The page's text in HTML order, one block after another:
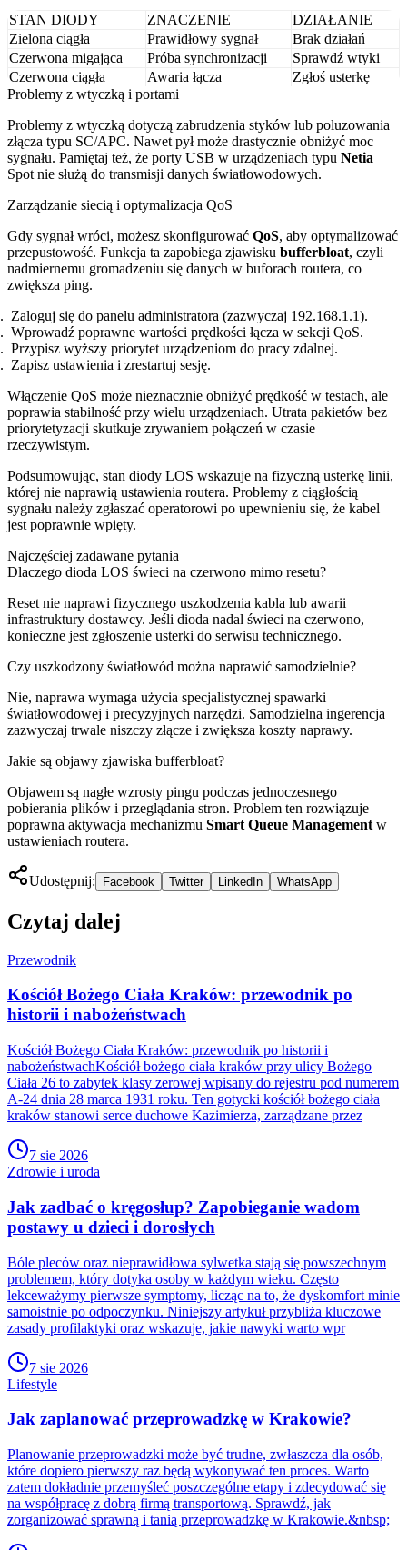
STAN DIODY ZNACZENIE
DZIAŁANIE
Zielona ciągła
Prawidłowy sygnał
Brak działań
Czerwona migająca
Próba synchronizacji
Sprawdź wtyki
Czerwona ciągła
Awaria łącza
Zgłoś usterkę
Problemy z wtyczką i portami
Problemy z wtyczką dotyczą zabrudzenia styków lub poluzowania
złącza typu SC/APC. Nawet pył może drastycznie obniżyć moc
sygnału. Pamiętaj też, że porty USB w urządzeniach typu Netia
Spot nie służą do transmisji danych światłowodowych.
Zarządzanie siecią i optymalizacja QoS
Gdy sygnał wróci, możesz skonfigurować QoS, aby optymalizować
przepustowość. Funkcja ta zapobiega zjawisku bufferbloat, czyli
nadmiernemu gromadzeniu się danych w buforach routera, co
zwiększa ping.
Zaloguj się do panelu administratora (zazwyczaj 192.168.1.1).
Wprowadź poprawne wartości prędkości łącza w sekcji QoS.
Przypisz wyższy priorytet urządzeniom do pracy zdalnej.
Zapisz ustawienia i zrestartuj sesję.
Włączenie QoS może nieznacznie obniżyć prędkość w testach, ale
poprawia stabilność przy wielu urządzeniach. Utrata pakietów bez
priorytetyzacji skutkuje zrywaniem połączeń w czasie
rzeczywistym.
Podsumowując, stan diody LOS wskazuje na fizyczną usterkę linii,
której nie naprawią ustawienia routera. Problemy z ciągłością
sygnału należy zgłaszać operatorowi po upewnieniu się, że kabel
jest poprawnie wpięty.
Najczęściej zadawane pytania
Dlaczego dioda LOS świeci na czerwono mimo resetu?
Reset nie naprawi fizycznego uszkodzenia kabla lub awarii
infrastruktury dostawcy. Jeśli dioda nadal świeci na czerwono,
konieczne jest zgłoszenie usterki do serwisu technicznego.
Czy uszkodzony światłowód można naprawić samodzielnie?
Nie, naprawa wymaga użycia specjalistycznej spawarki
światłowodowej i precyzyjnych narzędzi. Samodzielna ingerencja
zazwyczaj trwale niszczy złącze i zwiększa koszty naprawy.
Jakie są objawy zjawiska bufferbloat?
Objawem są nagłe wzrosty pingu podczas jednoczesnego
pobierania plików i przeglądania stron. Problem ten rozwiązuje
poprawna aktywacja mechanizmu Smart Queue Management w
ustawieniach routera.
Udostępnij: Facebook Twitter LinkedIn WhatsApp
Czytaj dalej
Przewodnik
Kościół Bożego Ciała Kraków: przewodnik po
historii i nabożeństwach
Kościół Bożego Ciała Kraków: przewodnik po historii i
nabożeństwachKościół bożego ciała kraków przy ulicy Bożego
Ciała 26 to zabytek klasy zerowej wpisany do rejestru pod numerem
A-24 dnia 28 marca 1931 roku. Ten gotycki kościół bożego ciała
kraków stanowi serce duchowe Kazimierza, zarządzane przez
7 sie 2026
Zdrowie i uroda
Jak zadbać o kręgosłup? Zapobieganie wadom
postawy u dzieci i dorosłych
Bóle pleców oraz nieprawidłowa sylwetka stają się powszechnym
problemem, który dotyka osoby w każdym wieku. Często
lekceważymy pierwsze symptomy, licząc na to, że dyskomfort minie
samoistnie po odpoczynku. Niniejszy artykuł przybliża kluczowe
zasady profilaktyki oraz wskazuje, jakie nawyki warto wpr
7 sie 2026
Lifestyle
Jak zaplanować przeprowadzkę w Krakowie?
Planowanie przeprowadzki może być trudne, zwłaszcza dla osób,
które dopiero pierwszy raz będą wykonywać ten proces. Warto
zatem dokładnie przemyśleć poszczególne etapy i zdecydować się
na współpracę z dobrą firmą transportową. Sprawdź, jak
zorganizować sprawną i tanią przeprowadzkę w Krakowie.&nbsp;